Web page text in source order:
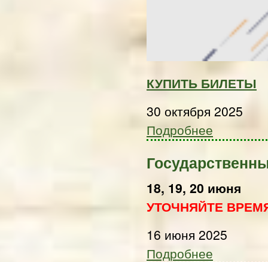
КУПИТЬ БИЛЕТЫ
30 октября 2025
Подробнее
18, 19, 20 июня
УТОЧНЯЙТЕ
16 июня 2025
Подробнее